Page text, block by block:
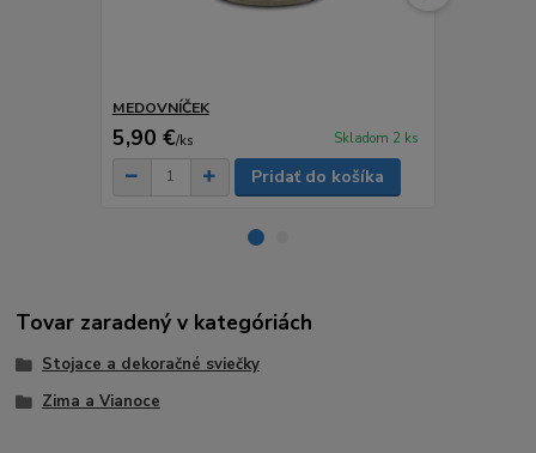
MEDOVNÍČEK
5,90 €/ks Skladom 2 ks
Pridať do košíka
Tovar zaradený v kategóriách
Stojace a dekoračné sviečky
Zima a Vianoce